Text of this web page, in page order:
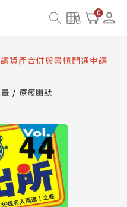
0
重要說明及資產合併結果
系統維護中，本站同步暫
資產合併與書櫃開通申請
成書櫃開通與資產合併申
重要說明及資產合併結果
系統維護中，本站同步暫
療癒幽默